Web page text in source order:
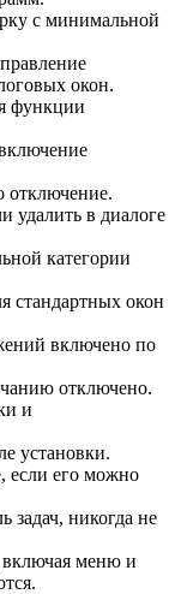
с минимальной
окон.
функции
отключение.
в диалоге
категории
стандартных окон
включено по
отключено.
и
установки.
если его можно
задач, никогда не
включая меню и